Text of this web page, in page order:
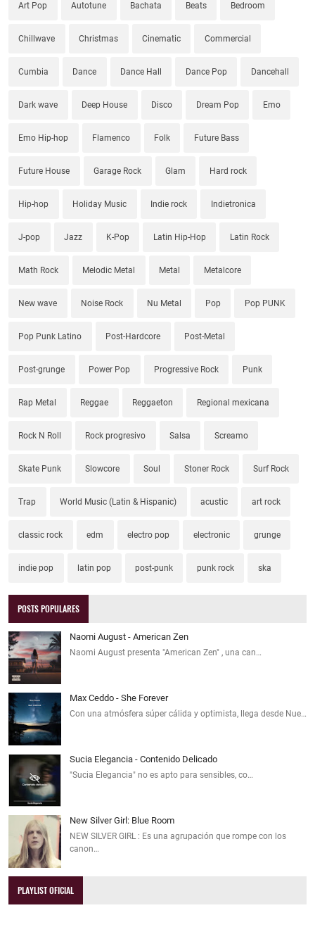
Art Pop Autotune Bachata Beats Bedroom
Chillwave Christmas Cinematic Commercial
Cumbia Dance Dance Hall Dance Pop Dancehall
Dark wave Deep House Disco Dream Pop Emo
Emo Hip-hop Flamenco Folk Future Bass
Future House Garage Rock Glam Hard rock
Hip-hop Holiday Music Indie rock Indietronica
J-pop Jazz K-Pop Latin Hip-Hop Latin Rock
Math Rock Melodic Metal Metal Metalcore
New wave Noise Rock Nu Metal Pop Pop PUNK
Pop Punk Latino Post-Hardcore Post-Metal
Post-grunge Power Pop Progressive Rock Punk
Rap Metal Reggae Reggaeton Regional mexicana
Rock N Roll Rock progresivo Salsa Screamo
Skate Punk Slowcore Soul Stoner Rock Surf Rock
Trap World Music (Latin & Hispanic) acustic art rock
classic rock edm electro pop electronic grunge
indie pop latin pop post-punk punk rock ska
POSTS POPULARES
Naomi August - American Zen
Naomi August presenta "American Zen" , una can…
Max Ceddo - She Forever
Con una atmósfera súper cálida y optimista, llega desde Nue…
Sucia Elegancia - Contenido Delicado
"Sucia Elegancia" no es apto para sensibles, co…
New Silver Girl: Blue Room
NEW SILVER GIRL : Es una agrupación que rompe con los
canon…
PLAYLIST OFICIAL